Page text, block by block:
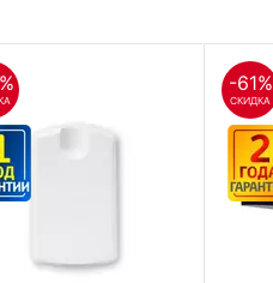
-61%
СКИДКА